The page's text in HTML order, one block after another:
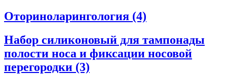
Оториноларингология (4)
Набор силиконовый для тампонады
полости носа и фиксации носовой
перегородки (3)